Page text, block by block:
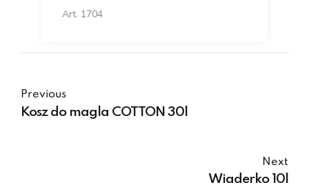
Art. 1704
Previous
Kosz do magla COTTON 30l
Next
Wiaderko 10l